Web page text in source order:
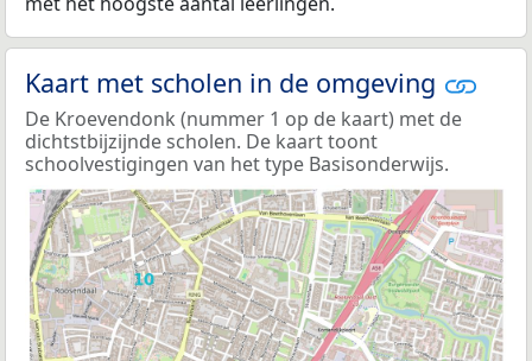
Kaart met scholen in de omgeving
De Kroevendonk (nummer 1 op de kaart) met de
dichtstbijzijnde scholen. De kaart toont
schoolvestigingen van het type Basisonderwijs.